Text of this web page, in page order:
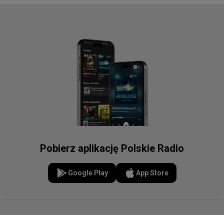
Pobierz aplikację Polskie Radio
Google Play App Store